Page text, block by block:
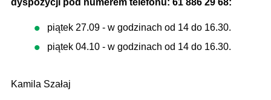
dyspozycji pod numerem telefonu: 61 886 29 68:
piątek 27.09 - w godzinach od 14 do 16.30.
piątek 04.10 - w godzinach od 14 do 16.30.
Kamila Szałaj